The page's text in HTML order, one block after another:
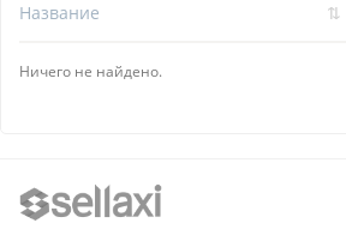
Название ⇅
Ничего не найдено.